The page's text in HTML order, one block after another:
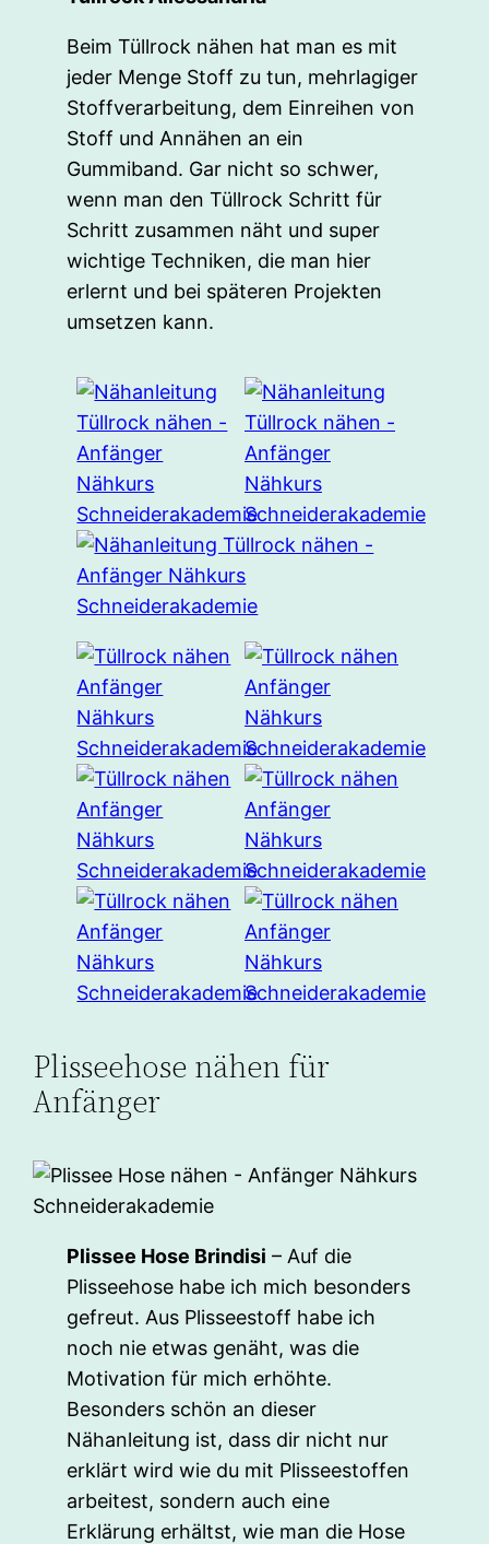
Beim Tüllrock nähen hat man es mit
jeder Menge Stoff zu tun, mehrlagiger
Stoffverarbeitung, dem Einreihen von
Stoff und Annähen an ein
Gummiband. Gar nicht so schwer,
wenn man den Tüllrock Schritt für
Schritt zusammen näht und super
wichtige Techniken, die man hier
erlernt und bei späteren Projekten
umsetzen kann.
Plisseehose nähen für
Anfänger
Plissee Hose Brindisi – Auf die
Plisseehose habe ich mich besonders
gefreut. Aus Plisseestoff habe ich
noch nie etwas genäht, was die
Motivation für mich erhöhte.
Besonders schön an dieser
Nähanleitung ist, dass dir nicht nur
erklärt wird wie du mit Plisseestoffen
arbeitest, sondern auch eine
Erklärung erhältst, wie man die Hose